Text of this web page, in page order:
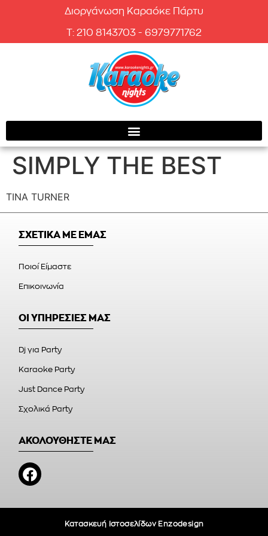
Διοργάνωση Καραόκε Πάρτυ
T: 210 8143703 - 6979771762
SIMPLY THE BEST
TINA TURNER
ΣΧΕΤΙΚΑ ΜΕ ΕΜΑΣ
Ποιοί Είμαστε
Επικοινωνία
ΟΙ ΥΠΗΡΕΣΙΕΣ ΜΑΣ
Dj για Party
Karaoke Party
Just Dance Party
Σχολικά Party
ΑΚΟΛΟΥΘΗΣΤΕ ΜΑΣ
Κατασκευή Ιστοσελίδων Enzodesign